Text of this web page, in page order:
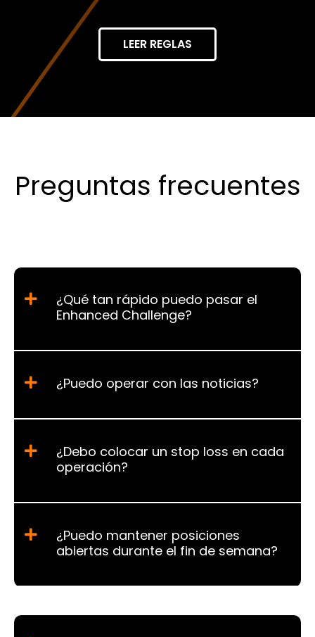
LEER REGLAS
Preguntas frecuentes
¿Qué tan rápido puedo pasar el
Enhanced Challenge?
¿Puedo operar con las noticias?
¿Debo colocar un stop loss en cada
operación?
¿Puedo mantener posiciones
abiertas durante el fin de semana?